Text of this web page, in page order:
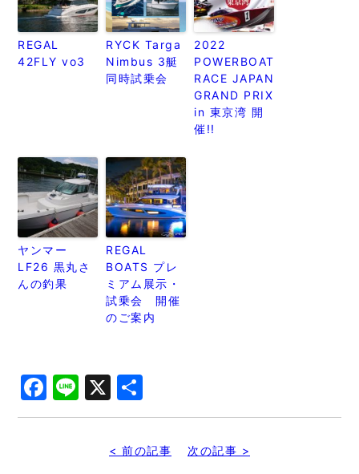
REGAL
42FLY vo3
RYCK Targa
Nimbus 3艇
同時試乗会
2022
POWERBOAT
RACE JAPAN
GRAND PRIX
in 東京湾 開
催!!
ヤンマー
LF26 黒丸さ
んの釣果
REGAL
BOATS プレ
ミアム展示・
試乗会 開催
のご案内
Facebook
Line
X
有
< 前の記事 次の記事 >